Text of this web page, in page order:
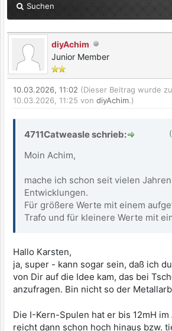
Suchen
diyAchim
Junior Member
10.03.2026, 11:02 (Dieser Beitrag wurde
10.03.2026, 11:25 von diyAchim.)
4711Catweasle schrieb:
Moin Achim,
mache ich schon seit vielen
Entwicklungen.
Für größere Werte mit einem
Trafo und für kleinere Werte mit
Hallo Karsten,
ja, super - kann sogar sein, daß ich
von Dir auf die Idee kam, das bei
anzufragen. Bin nicht so der
Die I-Kern-Spulen hat er bis 12mH im
reicht dann schon hoch hinaus bzw.